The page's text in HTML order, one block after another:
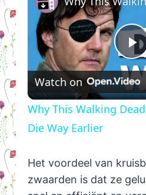
Watch on
Why This Walking
Die Way Earlier
Het voordeel van
zwaarden is dat ze